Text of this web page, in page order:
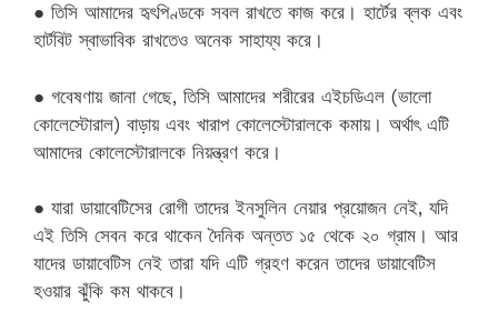
● তিসি আমাদের হৃৎপিণ্ডকে সবল রাখতে কাজ করে। হার্টের ব্লক এবং
হার্টবিট স্বাভাবিক রাখতেও অনেক সাহায্য করে।
● গবেষণায় জানা গেছে, তিসি আমাদের শরীরের এইচডিএল (ভালো
কোলেস্টোরাল) বাড়ায় এবং খারাপ কোলেস্টোরালকে কমায়। অর্থাৎ এটি
আমাদের কোলেস্টোরালকে নিয়ন্ত্রণ করে।
● যারা ডায়াবেটিসের রোগী তাদের ইনসুলিন নেয়ার প্রয়োজন নেই, যদি
এই তিসি সেবন করে থাকেন দৈনিক অন্তত ১৫ থেকে ২০ গ্রাম। আর
যাদের ডায়াবেটিস নেই তারা যদি এটি গ্রহণ করেন তাদের ডায়াবেটিস
হওয়ার ঝুঁকি কম থাকবে।